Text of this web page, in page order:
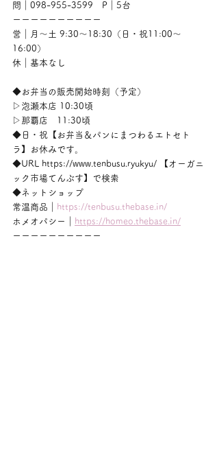
問｜098-955-3599　P｜5台
ーーーーーーーーーー
営｜月〜土 9:30〜18:30（日・祝11:00〜
16:00）
休｜基本なし
◆お弁当の販売開始時刻（予定）
▷泡瀬本店 10:30頃
▷那覇店　11:30頃
◆日・祝【お弁当＆パンにまつわるエトセト
ラ】お休みです。
◆URL https://www.tenbusu.ryukyu/ 【オーガニ
ック市場てんぶす】で検索
◆ネットショップ
常温商品｜
https://tenbusu.thebase.in/
ホメオパシー｜
https://homeo.thebase.in/
ーーーーーーーーーー